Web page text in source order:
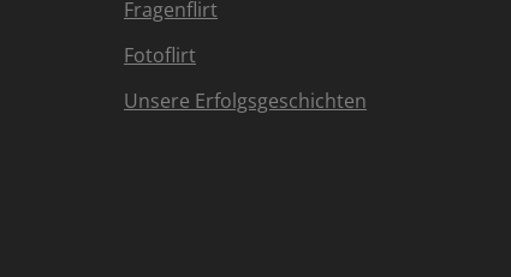
Fragenflirt
Fotoflirt
Unsere Erfolgsgeschichten